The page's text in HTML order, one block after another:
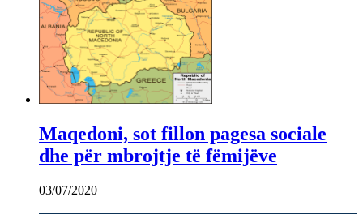
Maqedoni, sot fillon pagesa sociale
dhe për mbrojtje të fëmijëve
03/07/2020